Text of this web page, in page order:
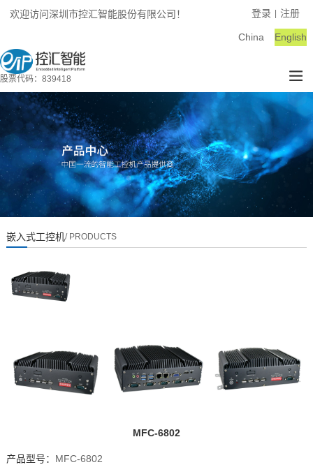
欢迎访问深圳市控汇智能股份有限公司！ 登录 注册
English
China
股票代码：839418
嵌入式工控机/ PRODUCTS
MFC-6802
产品型号： MFC-6802